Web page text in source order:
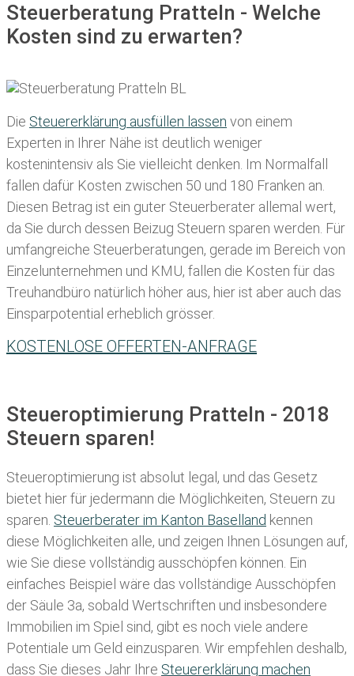
Steuerberatung Pratteln - Welche
Kosten sind zu erwarten?
Die Steuererklärung ausfüllen lassen von einem
Experten in Ihrer Nähe ist deutlich weniger
kostenintensiv als Sie vielleicht denken. Im Normalfall
fallen dafür Kosten zwischen 50 und 180 Franken an.
Diesen Betrag ist ein guter Steuerberater allemal wert,
da Sie durch dessen Beizug Steuern sparen werden. Für
umfangreiche Steuerberatungen, gerade im Bereich von
Einzelunternehmen und KMU, fallen die Kosten für das
Treuhandbüro natürlich höher aus, hier ist aber auch das
Einsparpotential erheblich grösser.
KOSTENLOSE OFFERTEN-ANFRAGE
Steueroptimierung Pratteln - 2018
Steuern sparen!
Steueroptimierung ist absolut legal, und das Gesetz
bietet hier für jedermann die Möglichkeiten, Steuern zu
sparen. Steuerberater im K anton Baselland kennen
diese Möglichkeiten alle, und zeigen Ihnen Lösungen auf,
wie Sie diese vollständig ausschöpfen können. Ein
einfaches Beispiel wäre das vollständige Ausschöpfen
der Säule 3a, sobald Wertschriften und insbesondere
Immobilien im Spiel sind, gibt es noch viele andere
Potentiale um Geld einzusparen. Wir empfehlen deshalb,
dass Sie dieses Jahr Ihre Steuererklärung machen